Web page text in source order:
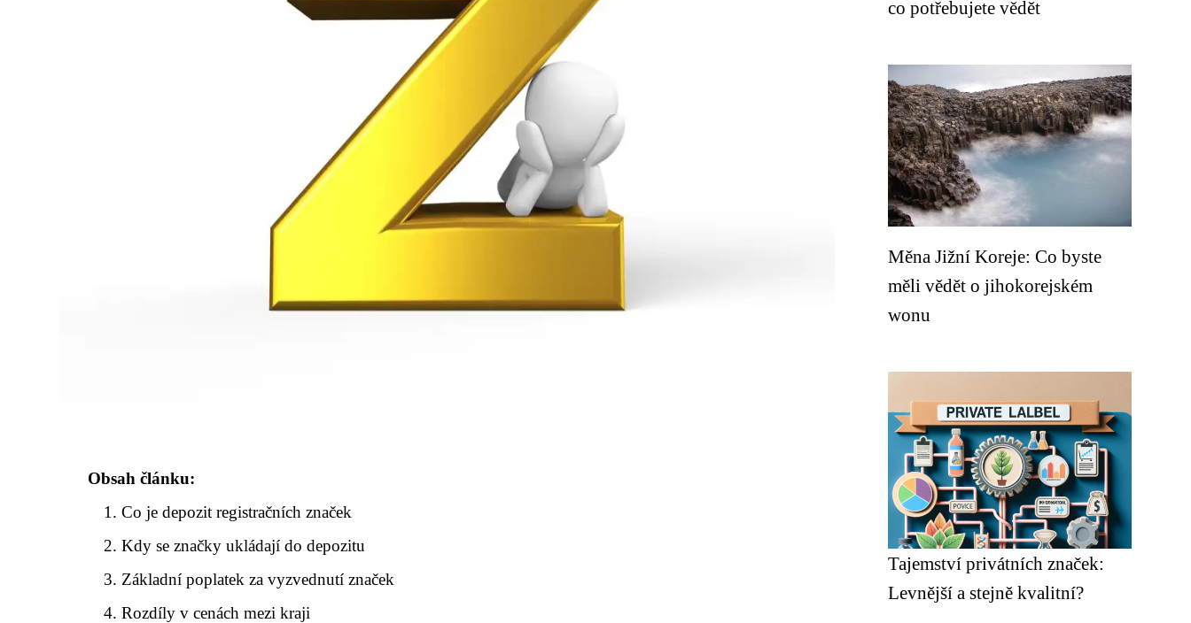
Obsah článku:
Co je depozit registračních značek
Kdy se značky ukládají do depozitu
Základní poplatek za vyzvednutí značek
Rozdíly v cenách mezi kraji
co potřebujete vědět
Měna Jižní Koreje: Co byste
měli vědět o jihokorejském
wonu
Tajemství privátních značek:
Levnější a stejně kvalitní?